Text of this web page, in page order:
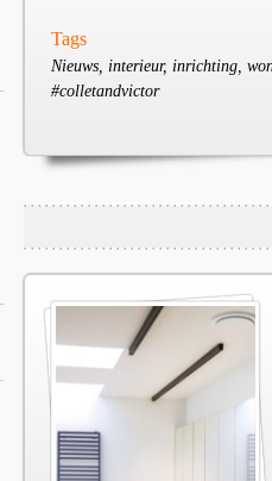
Tags
Nieuws, interieur, inrichting,
#colletandvictor